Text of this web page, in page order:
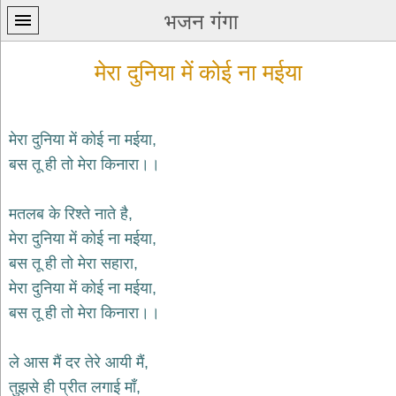
भजन गंगा
प्रथम
कृष्ण
भजन
krishna
bhajans
शिव
bhajans
हनुमान
मेरा दुनिया में कोई ना मईया
मेरा दुनिया में कोई ना मईया,
बस तू ही तो मेरा किनारा।।
मतलब के रिश्ते नाते है,
मेरा दुनिया में कोई ना मईया,
बस तू ही तो मेरा सहारा,
मेरा दुनिया में कोई ना मईया,
बस तू ही तो मेरा किनारा।।
ले आस मैं दर तेरे आयी मैं,
तुझसे ही प्रीत लगाई माँ,